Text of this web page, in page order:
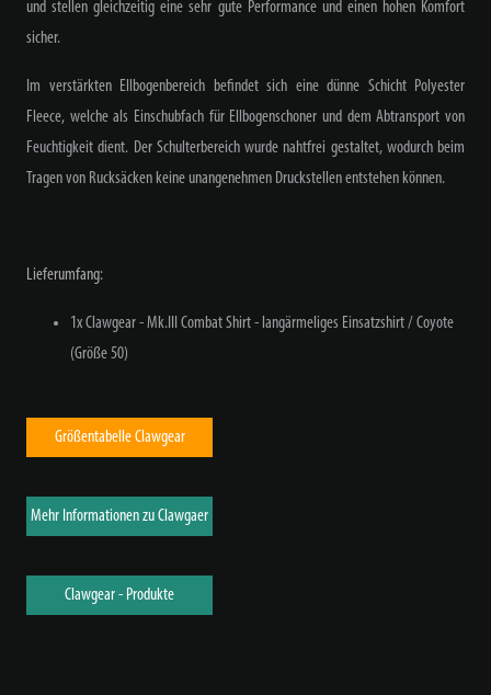
und stellen gleichzeitig eine sehr gute Performance und einen hohen Komfort
sicher.
Im verstärkten Ellbogenbereich befindet sich eine dünne Schicht Polyester
Fleece, welche als Einschubfach für Ellbogenschoner und dem Abtransport von
Feuchtigkeit dient. Der Schulterbereich wurde nahtfrei gestaltet, wodurch beim
Tragen von Rucksäcken keine unangenehmen Druckstellen entstehen können.
Lieferumfang:
1x Clawgear - Mk.III Combat Shirt - langärmeliges Einsatzshirt / Coyote
(Größe 50)
Größentabelle Clawgear
Mehr Informationen zu Clawgaer
Clawgear - Produkte